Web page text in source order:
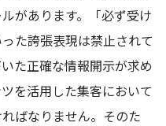
があります。「必ず受け
た誇張表現は禁止されて
た正確な情報開示が求め
を活用した集客において
ばなりません。そのた